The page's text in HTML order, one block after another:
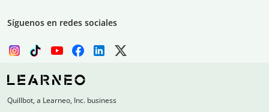
Síguenos en redes sociales
Quillbot, a Learneo, Inc. business